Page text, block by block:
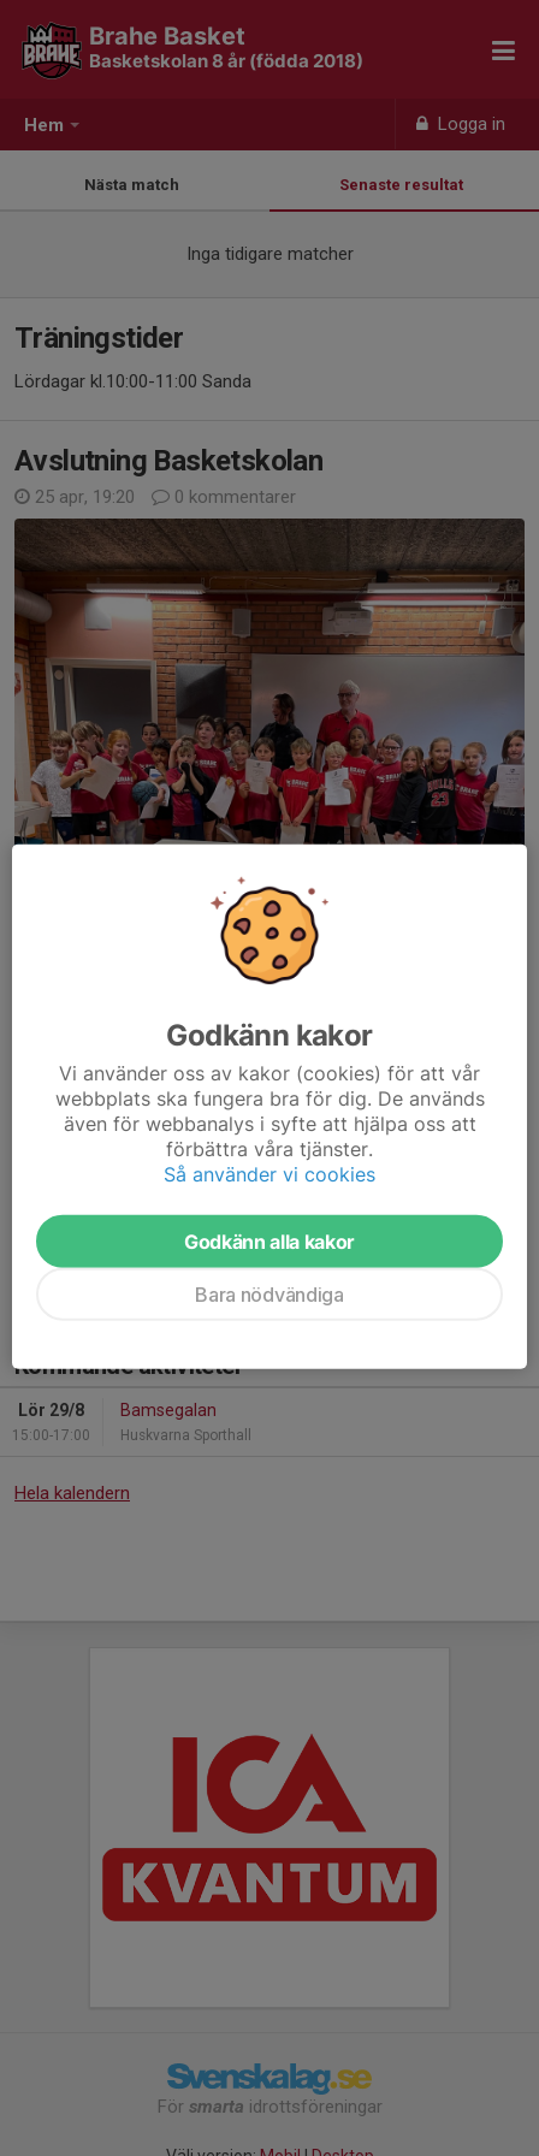
Hem Logga in
Brahe Basket
Basketskolan 8 år (födda 2018)
Nästa match Senaste resultat
Inga tidigare matcher
Träningstider
Lördagar kl.10:00-11:00 Sanda
Avslutning Basketskolan
25 apr, 19:20 0 kommentarer
Examen i Basketskolan 8år Tack alla för ett fantastiskt basketår.
WBL inställd
17 apr, 16:56
0 kommentarer
WBL söndag 26/4 är tyvärr inställd. Många lag har börjat avsluta
säsongen och intresset för cupen räckte inte till. Vi tar nya tag
Tränarna
Läs mer
Kommande aktiviteter
Lör 29/8
15:00-17:00
Bamsegalan
Huskvarna Sporthall
Hela kalendern
För smarta idrottsföreningar
Godkänn kakor
Vi använder oss av kakor (cookies) för att vår
webbplats ska fungera bra för dig. De används
även för webbanalys i syfte att hjälpa oss att
förbättra våra tjänster.
Så använder vi cookies
Godkänn alla kakor
Bara nödvändiga